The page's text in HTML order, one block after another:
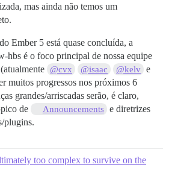
mas ainda não temos um
Ember 5 está quase concluída, a
hbs é o foco principal de nossa equipe
@cvx @isaac @kelv e
muitos progressos nos próximos 6
grandes/arriscadas serão, é claro,
de
Announcements e diretrizes
plugins.
too complex to survive on the